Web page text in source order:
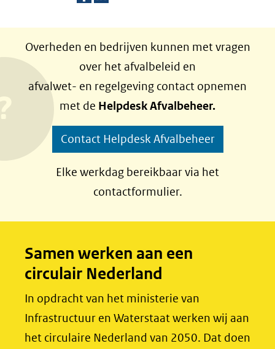
l
e
n
o
p
F
b
o
k
(opent
nieuw
l
e
n
o
p
L
e
I
n
(opent
nieuw
Overheden en bedrijven kunnen met vragen
over het afvalbeleid en
afvalwet- en regelgeving contact opnemen
met de Helpdesk Afvalbeheer.
Contact Helpdesk Afvalbeheer
Elke werkdag bereikbaar via het
contactformulier.
Samen werken aan een
circulair Nederland
In opdracht van het ministerie van
Infrastructuur en Waterstaat werken wij aan
het circulaire Nederland van 2050. Dat doen